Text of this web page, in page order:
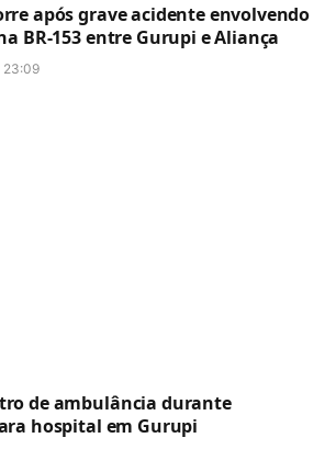
após grave acidente envolvendo
BR-153 entre Gurupi e Aliança
23:09
de ambulância durante
hospital em Gurupi